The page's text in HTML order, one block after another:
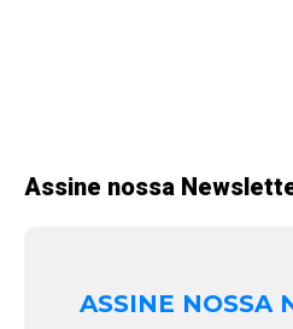
Assine nossa
ASSINE NOSSA